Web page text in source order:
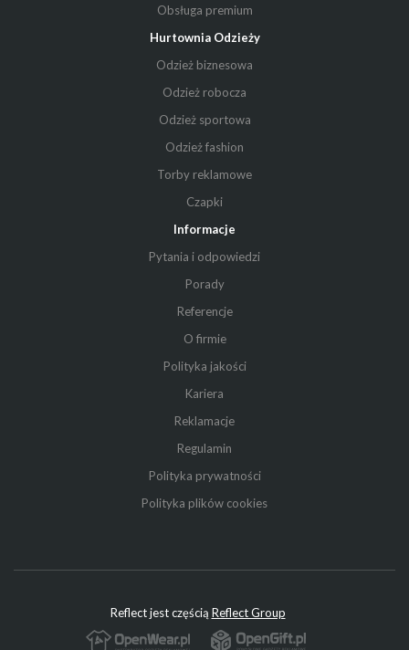
Obsługa premium
Hurtownia Odzieży
Odzież biznesowa
Odzież robocza
Odzież sportowa
Odzież fashion
Torby reklamowe
Czapki
Informacje
Pytania i odpowiedzi
Porady
Referencje
O firmie
Polityka jakości
Kariera
Reklamacje
Regulamin
Polityka prywatności
Polityka plików cookies
Reflect jest częścią Reflect Group